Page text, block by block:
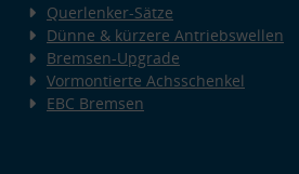
Querlenker-Sätze
Dünne & kürzere Antriebswellen
Bremsen-Upgrade
Vormontierte Achsschenkel
EBC Bremsen